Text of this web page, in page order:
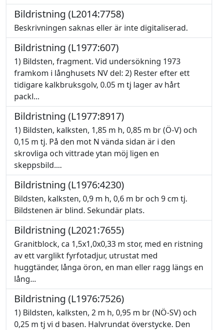
Bildristning (L2014:7758)
Beskrivningen saknas eller är inte digitaliserad.
Bildristning (L1977:607)
1) Bildsten, fragment. Vid undersökning 1973
framkom i långhusets NV del: 2) Rester efter ett
tidigare kalkbruksgolv, 0.05 m tj lager av hårt
packl...
Bildristning (L1977:8917)
1) Bildsten, kalksten, 1,85 m h, 0,85 m br (Ö-V) och
0,15 m tj. På den mot N vända sidan är i den
skrovliga och vittrade ytan möj ligen en
skeppsbild....
Bildristning (L1976:4230)
Bildsten, kalksten, 0,9 m h, 0,6 m br och 9 cm tj.
Bildstenen är blind. Sekundär plats.
Bildristning (L2021:7655)
Granitblock, ca 1,5x1,0x0,33 m stor, med en ristning
av ett varglikt fyrfotadjur, utrustat med
huggtänder, långa öron, en man eller ragg längs en
lång...
Bildristning (L1976:7526)
1) Bildsten, kalksten, 2 m h, 0,95 m br (NÖ-SV) och
0,25 m tj vi d basen. Halvrundat överstycke. Den